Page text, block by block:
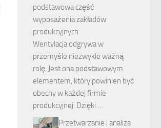
podstawowa część
wyposażenia zakładów
produkcyjnych
Wentylacja odgrywa w
przemyśle niezwykle ważną
rolę. Jest ona podstawowym
elementem, który powinien być
obecny w każdej firmie
produkcyjnej. Dzięki …
Przetwarzanie i analiza